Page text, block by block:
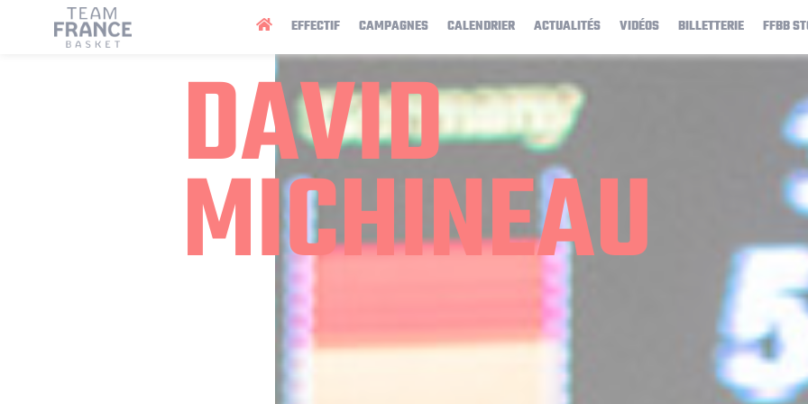
EFFECTIF CAMPAGNES CALENDRIER ACTUALITÉS VIDÉOS BILLETTERIE FFBB
DAVID
MICHINEAU
Panneau de gestion des cookies